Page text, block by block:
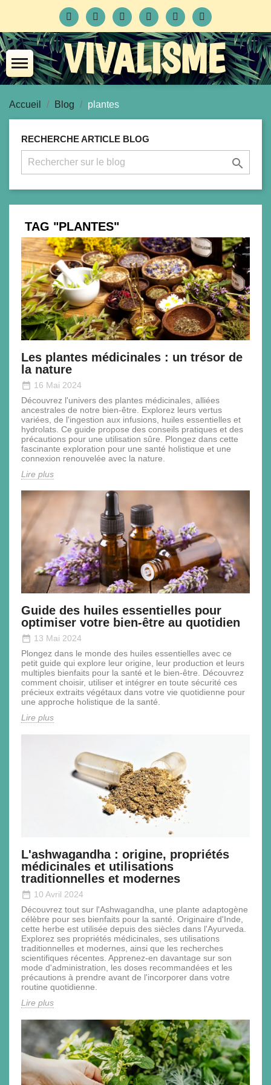
VIVALISME
Accueil Blog plantes
RECHERCHE ARTICLE BLOG

TAG "PLANTES"
Les plantes médicinales : un trésor de
la nature
date_range 16 Mai 2024
Découvrez l'univers des plantes médicinales, alliées
ancestrales de notre bien-être. Explorez leurs vertus
variées, de l'ingestion aux infusions, huiles essentielles et
hydrolats. Ce guide propose des conseils pratiques et des
précautions pour une utilisation sûre. Plongez dans cette
fascinante exploration pour une santé holistique et une
connexion renouvelée avec la nature.
Lire plus
Guide des huiles essentielles pour
optimiser votre bien-être au quotidien
date_range 13 Mai 2024
Plongez dans le monde des huiles essentielles avec ce
petit guide qui explore leur origine, leur production et leurs
multiples bienfaits pour la santé et le bien-être. Découvrez
comment choisir, utiliser et intégrer en toute sécurité ces
précieux extraits végétaux dans votre vie quotidienne pour
une approche holistique de la santé.
Lire plus
L'ashwagandha : origine, propriétés
médicinales et utilisations
traditionnelles et modernes
date_range 10 Avril 2024
Découvrez tout sur l'Ashwagandha, une plante adaptogène
célèbre pour ses bienfaits pour la santé. Originaire d'Inde,
cette herbe est utilisée depuis des siècles dans l'Ayurveda.
Explorez ses propriétés médicinales, ses utilisations
traditionnelles et modernes, ainsi que les recherches
scientifiques récentes. Apprenez-en davantage sur son
mode d'administration, les doses recommandées et les
précautions à prendre avant de l'incorporer dans votre
routine quotidienne.
Lire plus